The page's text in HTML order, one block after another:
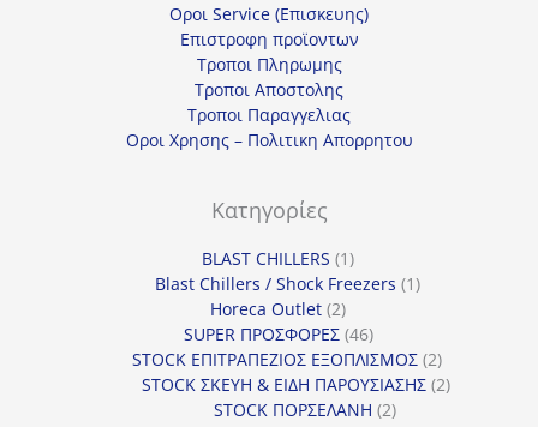
Οροι Service (Επισκευης)
Επιστροφη προϊοντων
Τροποι Πληρωμης
Τροποι Αποστολης
Τροποι Παραγγελιας
Οροι Χρησης – Πολιτικη Απορρητου
Κατηγορίες
BLAST CHILLERS 11
προϊόν
Blast Chillers / Shock Freezers 11
Horeca Outlet 22
προϊόντα
SUPER ΠΡΟΣΦΟΡΕΣ 4646
προϊόντα
STOCK ΕΠΙΤΡΑΠΕΖΙΟΣ ΕΞΟΠΛΙΣΜΟΣ 22
προϊόντα
STOCK ΣΚΕΥΗ & ΕΙΔΗ ΠΑΡΟΥΣΙΑΣΗΣ 22
STOCK ΠΟΡΣΕΛΑΝΗ 22